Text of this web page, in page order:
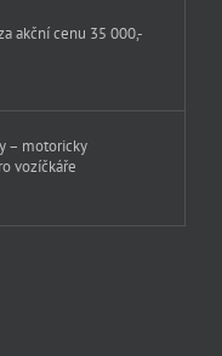
akční cenu 35 000,-
– motoricky
vozíčkáře